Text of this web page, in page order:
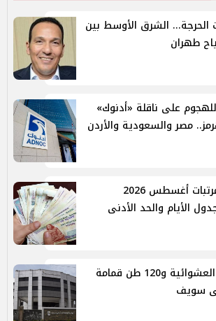
الحرجة... الشرق الأوسط بين
طهران
للهجوم على ناقلة «أدنوك»
مصر والسعودية والأردن
موعد صرف مرتبات أغسطس 2026
الأيام والحد الأدنى
رفع المطبات العشوائية و120 طن قمامة
سويف